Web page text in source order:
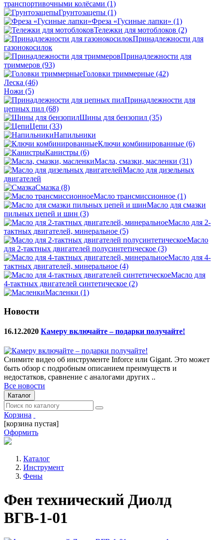
транспортивочными колёсами (1)
Грунтозацепы (1)
Фреза «Гусиные лапки» (1)
Тележки для мотоблоков (2)
Принадлежности для
газонокосилок
Принадлежности для
триммеров (93)
Головки триммерные (42)
Леска (46)
Ножи (5)
Принадлежности для
цепных пил (68)
Шины для бензопил (35)
Цепи (33)
Напильники
Ключи комбинированные (6)
Канистры (6)
Масла, смазки, масленки (31)
Масло для дизельных
двигателей
Смазка (8)
Масло трансмиссионное (1)
Масло для смазки
пильных цепей и шин (3)
Масло для 2-
тактных двигателей, минеральное (5)
Масло
для 2-тактных двигателей полусинтетическое (3)
Масло для 4-
тактных двигателей, минеральное (4)
Масло для
4-тактных двигателей синтетическое (2)
Масленки (1)
Новости
16.12.2020 Камеру включайте – подарки получайте!
Снимите видео об инструменте Inforce или Gigant. Это может
быть обзор с подробным описанием преимуществ и
недостатков, сравнение с аналогами других ..
Все новости
Каталог
Корзина
[корзина пустая]
Оформить
Каталог
Инструмент
Фены
Фен технический Диолд
ВГВ-1-01